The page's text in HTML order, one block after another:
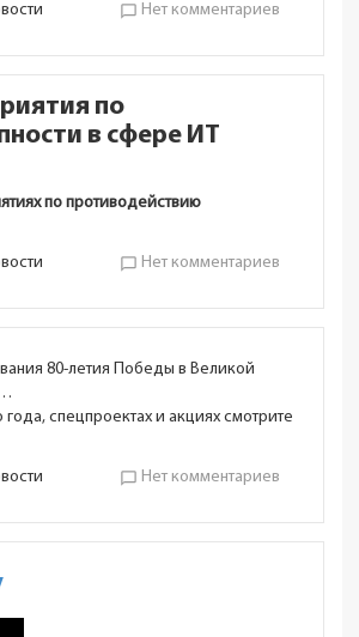
chat_bubble_outline Нет комментариев
по
в сфере ИТ
по противодействию
chat_bubble_outline Нет комментариев
80-летия Победы в Великой
спецпроектах и акциях смотрите
chat_bubble_outline Нет комментариев